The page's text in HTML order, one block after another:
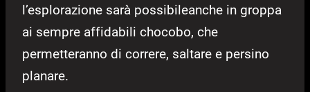
l’esplorazione sarà possibileanche in groppa
ai sempre affidabili chocobo, che
permetteranno di correre, saltare e persino
planare.